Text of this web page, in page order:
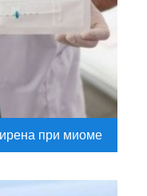
при миоме